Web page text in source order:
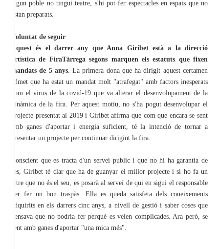
algun poble no tingui teatre, s'hi pot fer espectacles en espais que no
estan preparats.
Voluntat de seguir
Aquest és el darrer any que Anna Giribet està a la direcció
artística de FiraTàrrega segons marquen els estatuts que fixen
mandats de 5 anys. La primera dona que ha dirigit aquest certamen
admet que ha estat un mandat molt "atrafegat" amb factors inesperats
com el virus de la covid-19 que va alterar el desenvolupament de la
dinàmica de la fira. Per aquest motiu, no s'ha pogut desenvolupar el
projecte presentat al 2019 i Giribet afirma que com que encara se sent
amb ganes d'aportar i energia suficient, té la intenció de tornar a
presentar un projecte per continuar dirigint la fira.
Conscient que es tracta d'un servei públic i que no hi ha garantia de
res, Giribet té clar que ha de guanyar el millor projecte i si ho fa un
altre que no és el seu, es posarà al servei de qui en sigui el responsable
per fer un bon traspàs. Ella es queda satisfeta dels coneixements
adquirits en els darrers cinc anys, a nivell de gestió i saber coses que
pensava que no podria fer perquè es veien complicades. Ara però, se
sent amb ganes d'aportar "una mica més".